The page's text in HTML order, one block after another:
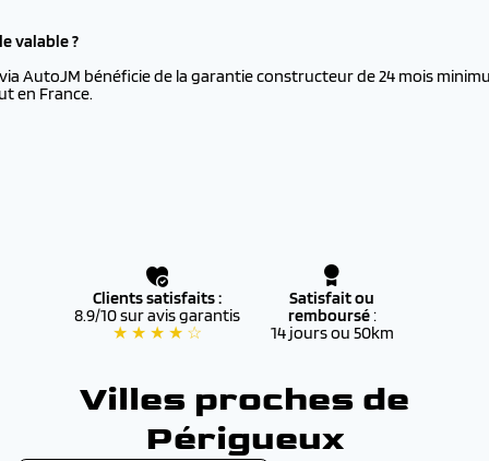
valable ?
AutoJM bénéficie de la garantie constructeur de 24 mois
en France.
Clients satisfaits :
8.9/10 sur avis garantis
★ ★ ★ ★ ☆
Satisfait ou
remboursé:
14 jours ou 50km
Villes proches de
Périgueux